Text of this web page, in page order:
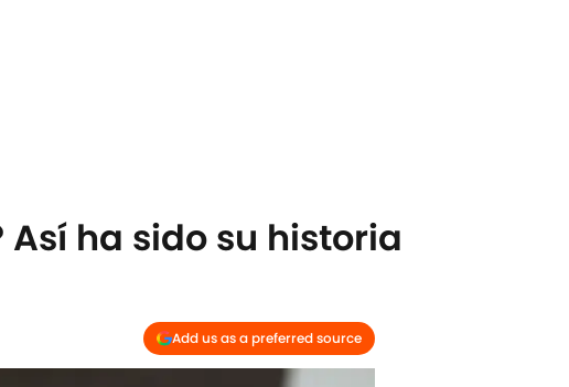
ha sido su historia
Add us as a preferred source